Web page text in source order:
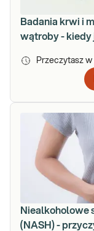
Badania krwi i
wątroby -
Przeczytasz w
Niealkoholowe
(NASH) -